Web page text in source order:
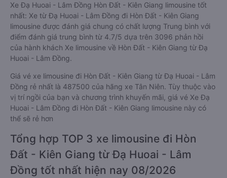
Xe Đạ Huoai - Lâm Đồng Hòn Đất - Kiên Giang limousine tốt
nhất: Xe từ Đạ Huoai - Lâm Đồng đi Hòn Đất - Kiên Giang
limousine được đánh giá chung có chất lượng Trung bình với
điểm đánh giá trung bình từ 4.7/5 dựa trên 3096 phản hồi
của hành khách Xe limousine về Hòn Đất - Kiên Giang từ Đạ
Huoai - Lâm Đồng.
Giá vé xe limousine đi Hòn Đất - Kiên Giang từ Đạ Huoai - Lâm
Đồng rẻ nhất là 487500 của hãng xe Tân Niên. Tùy thuộc vào
vị trí ngồi của bạn và chương trình khuyến mãi, giá vé Xe Đạ
Huoai - Lâm Đồng đi Hòn Đất - Kiên Giang limousine này có
thể sẽ rẻ hơn
Tổng hợp TOP 3 xe limousine đi Hòn
Đất - Kiên Giang từ Đạ Huoai - Lâm
Đồng tốt nhất hiện nay 08/2026